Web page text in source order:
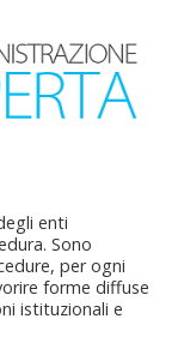
enti
Sono
per ogni
forme diffuse
istituzionali e